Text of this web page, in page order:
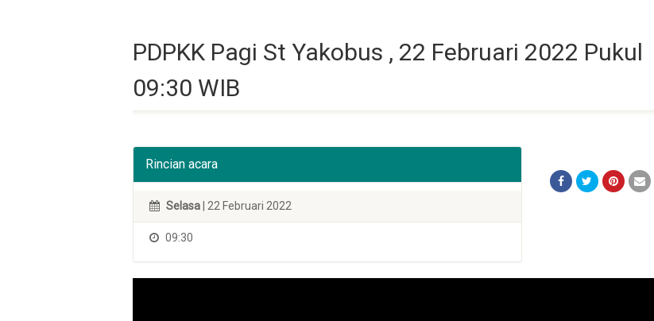
PDPKK Pagi St Yakobus , 22 Februari 2022 Pukul
09:30 WIB
Rincian acara
Selasa | 22 Februari 2022
09:30